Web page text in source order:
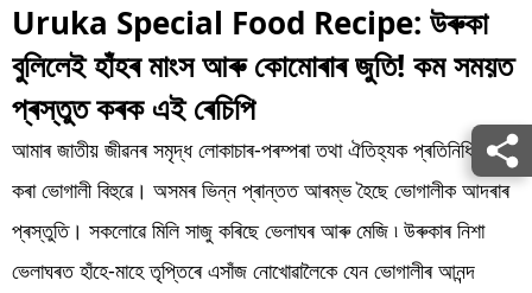
মনোৰঞ্জন
ব্যৱসায়
শিক্ষা
খেল
Uruka Special Food Recipe: উৰুকা
বুলিলেই হাঁহৰ মাংস আৰু কোমোৰাৰ জুতি! কম সময়ত
প্ৰস্তুত কৰক এই ৰেচিপি
আমাৰ জাতীয় জীৱনৰ সমৃদ্ধ লোকাচাৰ-পৰম্পৰা তথা ঐতিহ্যক প্ৰতিনিধিত্ব
কৰা ভোগালী বিহুৱে। অসমৰ ভিন্ন প্ৰান্তত আৰম্ভ হৈছে ভোগালীক আদৰাৰ
প্ৰস্তুতি। সকলোৱে মিলি সাজু কৰিছে ভেলাঘৰ আৰু মেজি ৷ উৰুকাৰ নিশা
ভেলাঘৰত হাঁহে-মাহে তৃপ্তিৰে এসাঁজ নোখোৱালৈকে যেন ভোগালীৰ আনন্দ